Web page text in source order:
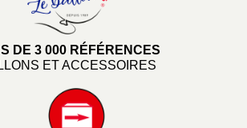
DE 3 000 RÉFÉRENCES
ET ACCESSOIRES